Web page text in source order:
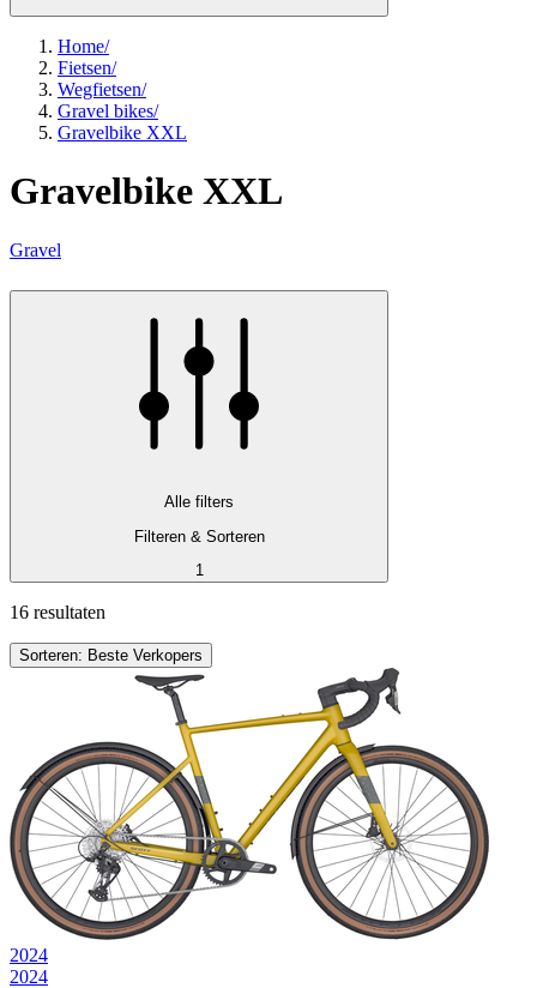
Home/
Fietsen/
Wegfietsen/
Gravel bikes/
Gravelbike XXL
Gravelbike XXL
Gravel
Alle filters
Filteren & Sorteren
1
16 resultaten
Sorteren: Beste Verkopers
2024
2024